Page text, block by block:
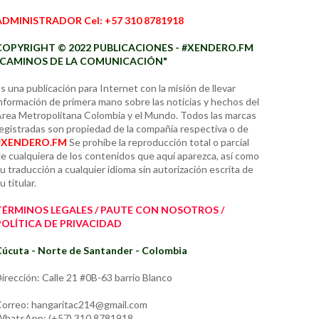
Cel: +57 310 8781918
© 2022 PUBLICACIONES - #XENDERO.FM
DE LA COMUNICACIÓN"
una publicación para Internet con la misión de llevar
de primera mano sobre las noticias y hechos del
Metropolitana Colombia y el Mundo. Todos las marcas
son propiedad de la compañía respectiva o de
Se prohíbe la reproducción total o parcial
cualquiera de los contenidos que aquí aparezca, así como
traducción a cualquier idioma sin autorización escrita de
titular.
LEGALES / PAUTE CON NOSOTROS /
DE PRIVACIDAD
- Norte de Santander - Colombia
Calle 21 #0B-63 barrio Blanco
hangaritac214@gmail.com